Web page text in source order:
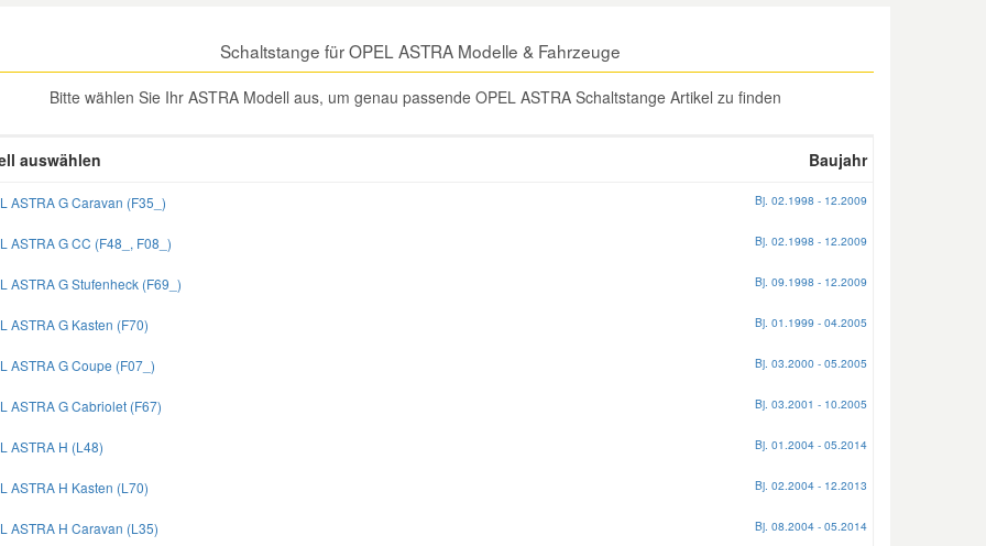
Schaltstange für OPEL ASTRA Modelle & Fahrzeuge
Bitte wählen Sie Ihr ASTRA Modell aus, um genau passende OPEL ASTRA Schaltstange Artikel zu finden
auswählen Baujahr
ASTRA G Caravan (F35_) Bj. 02.1998 - 12.2009
ASTRA G CC (F48_, F08_) Bj. 02.1998 - 12.2009
ASTRA G Stufenheck (F69_) Bj. 09.1998 - 12.2009
ASTRA G Kasten (F70) Bj. 01.1999 - 04.2005
ASTRA G Coupe (F07_) Bj. 03.2000 - 05.2005
ASTRA G Cabriolet (F67) Bj. 03.2001 - 10.2005
ASTRA H (L48) Bj. 01.2004 - 05.2014
ASTRA H Kasten (L70) Bj. 02.2004 - 12.2013
ASTRA H Caravan (L35) Bj. 08.2004 - 05.2014